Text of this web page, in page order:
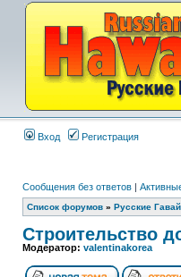
Вход Регистрация
Сообщения без ответов |
Список форумов » Русские
Строительство
Модератор: valentinakorea